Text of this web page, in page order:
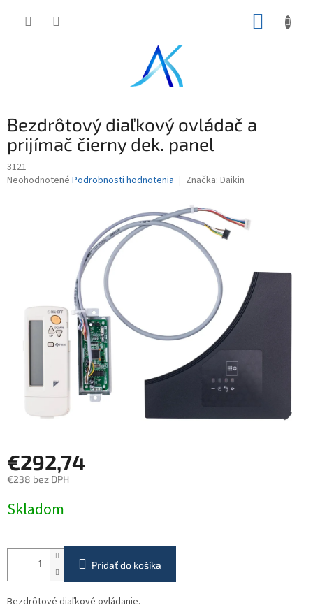
Bezdrôtový diaľkový ovládač a
prijímač čierny dek. panel
3121
Priemerné
Neohodnotené Podrobnosti hodnotenia Značka: Daikin
€292,74
€238 bez DPH
cena:
Skladom
Pridať do košíka
Bezdrôtové diaľkové ovládanie.